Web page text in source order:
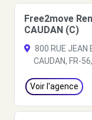
Free2move
CAUDAN (C)
800 RUE JEAN
CAUDAN, FR-
Voir l'agence